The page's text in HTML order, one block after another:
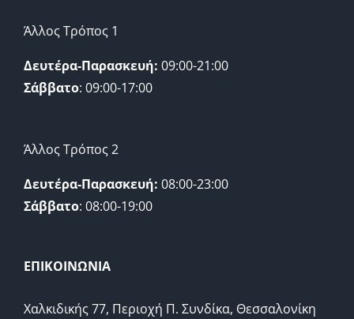
Άλλος Τρόπος 1
Δευτέρα-Παρασκευή: 09:00-21:00
Σάββατο: 09:00-17:00
Άλλος Τρόπος 2
Δευτέρα-Παρασκευή: 08:00-23:00
Σάββατο: 08:00-19:00
ΕΠΙΚΟΙΝΩΝΙΑ
Χαλκιδικής 77, Περιοχή Π. Συνδίκα, Θεσσαλονίκη